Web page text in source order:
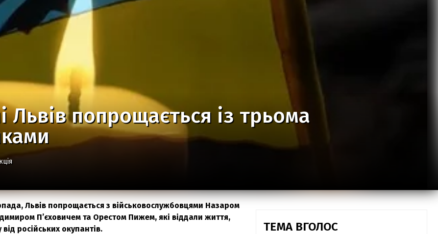
Львів попрощається із трьома
Львів попрощається з військовослужбовцями Назаром
П’єховичем та Орестом Пижем, які віддали життя,
російських окупантів.
ТЕМА ВГОЛОС